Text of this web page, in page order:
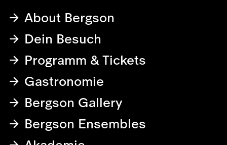
About Bergson
Dein Besuch
Programm & Tickets
Gastronomie
Bergson Gallery
Bergson Ensembles